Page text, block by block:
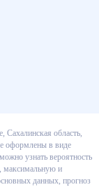
Соколе, Сахалинская
данные
и минимальную